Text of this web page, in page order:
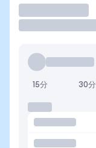
15分 30分